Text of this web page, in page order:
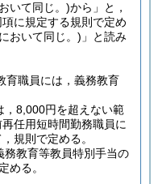
いて同じ。)から」と，
に規定する規則で定め
おいて同じ。) 」と読み
育職員には，義務教育
，8,000円を超えない範
任用短時間勤務職員に
規則で定める。
務教育等教員特別手当の
める。